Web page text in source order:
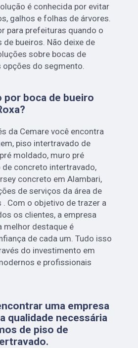
é conhecida por evitar
galhos e folhas de árvores.
para prefeituras quando o
de bueiros. Não deixe de
sobre bocas de
do segmento.
por boca de bueiro
da Cemare você encontra
piso intertravado de
moldado, muro pré
concreto intertravado,
concreto em Alambari,
de serviços da área de
. Com o objetivo de trazer a
os clientes, a empresa
melhor destaque é
de cada um. Tudo isso
do investimento em
e profissionais
uma empresa
qualidade necessária
de piso de